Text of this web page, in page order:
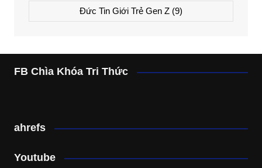
Đức Tin Giới Trẻ Gen Z(9)
FB Chìa Khóa Tri Thức
ahrefs
Youtube